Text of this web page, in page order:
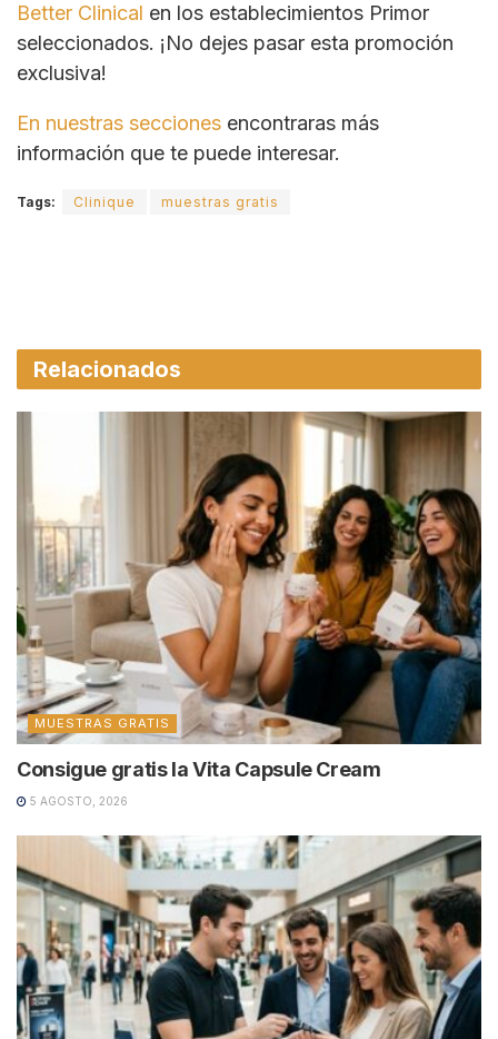
Better Clinical en los establecimientos Primor
seleccionados. ¡No dejes pasar esta promoción
exclusiva!
En nuestras secciones encontraras más
información que te puede interesar.
Tags: Clinique muestras gratis
Relacionados
MUESTRAS GRATIS
Consigue gratis la Vita Capsule Cream
5 AGOSTO, 2026